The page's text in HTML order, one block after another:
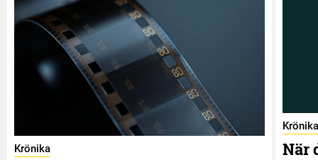
Krönika
Krönika
När